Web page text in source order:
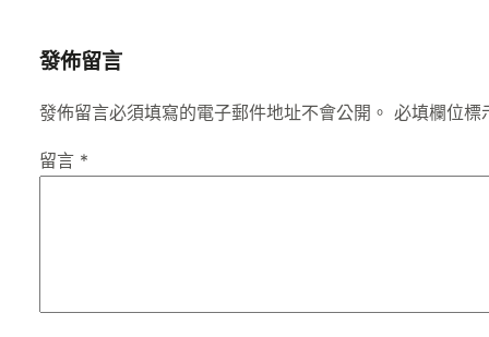
發佈留言
發佈留言必須填寫的電子郵件地址不會公開。 必填欄位
留言 *